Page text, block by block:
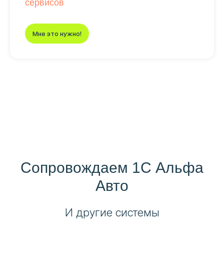
сервисов
Мне это нужно!
Сопровождаем 1С Альфа
Авто
И другие системы